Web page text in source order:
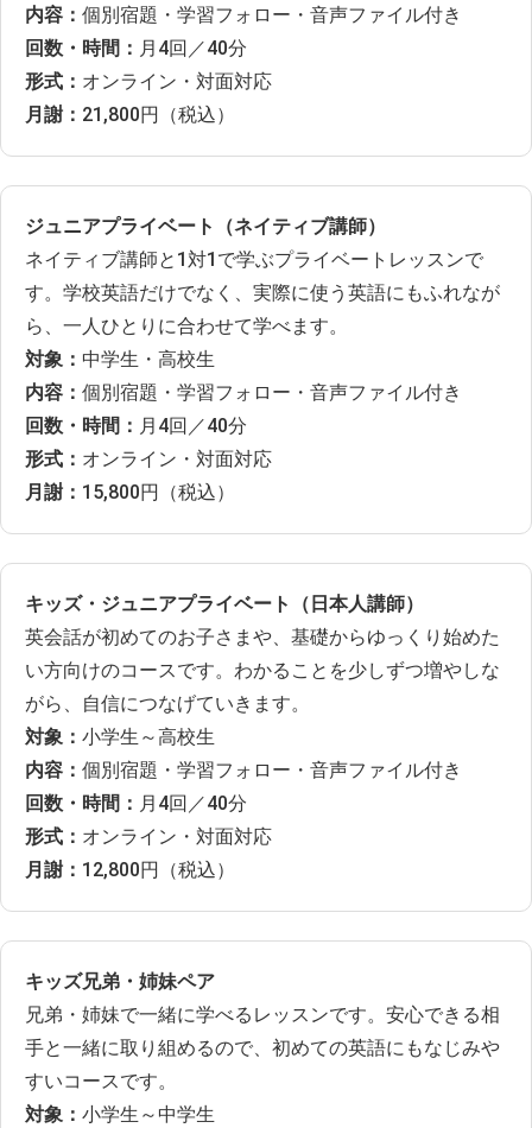
内容： 個別宿題・学習フォロー・音声ファイル付き
回数・時間： 月4回／40分
形式： オンライン・対面対応
月謝： 21,800円（税込）
ジュニアプライベート（ネイティブ講師）
ネイティブ講師と1対1で学ぶプライベートレッスンで
す。学校英語だけでなく、実際に使う英語にもふれなが
ら、一人ひとりに合わせて学べます。
対象： 中学生・高校生
内容： 個別宿題・学習フォロー・音声ファイル付き
回数・時間： 月4回／40分
形式： オンライン・対面対応
月謝： 15,800円（税込）
キッズ・ジュニアプライベート（日本人講師）
英会話が初めてのお子さまや、基礎からゆっくり始めた
い方向けのコースです。わかることを少しずつ増やしな
がら、自信につなげていきます。
対象： 小学生～高校生
内容： 個別宿題・学習フォロー・音声ファイル付き
回数・時間： 月4回／40分
形式： オンライン・対面対応
月謝： 12,800円（税込）
キッズ兄弟・姉妹ペア
兄弟・姉妹で一緒に学べるレッスンです。安心できる相
手と一緒に取り組めるので、初めての英語にもなじみや
すいコースです。
対象： 小学生～中学生